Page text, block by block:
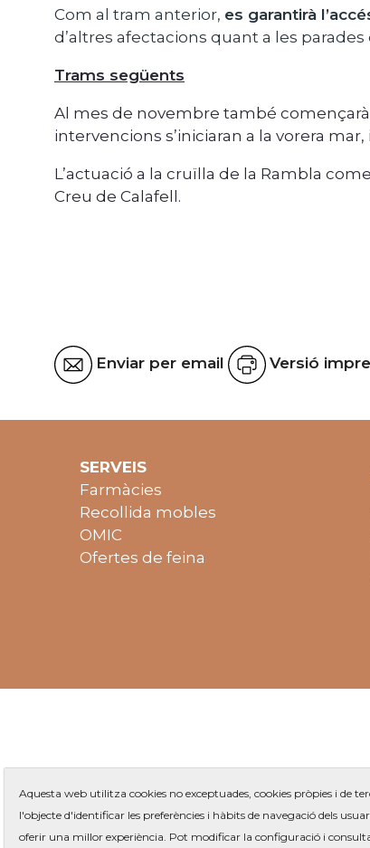
Com al tram anterior, es garantirà
d’altres afectacions quant a les
Trams següents
Al mes de novembre també
intervencions s’iniciaran a la vorera
L’actuació a la cruïlla de la Rambla
Creu de Calafell.
Enviar per email Versió
SERVEIS
Farmàcies
Recollida mobles
OMIC
Ofertes de feina
Aquesta web utilitza cookies no exceptuades, cookies pròpies i de
l'objecte d'identificar les preferències i hàbits de navegació dels
oferir una millor experiència. Pot modificar la configuració i